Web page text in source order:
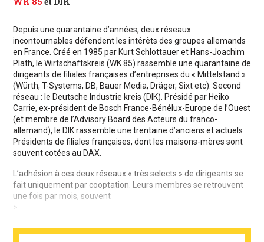
Depuis une quarantaine d’années, deux réseaux
incontournables défendent les intérêts des groupes allemands
en France. Créé en 1985 par Kurt Schlottauer et Hans-Joachim
Plath, le Wirtschaftskreis (WK 85) rassemble une quarantaine de
dirigeants de filiales françaises d’entreprises du « Mittelstand »
(Würth, T-Systems, DB, Bauer Media, Dräger, Sixt etc). Second
réseau : le Deutsche Industrie kreis (DIK). Présidé par Heiko
Carrie, ex-président de Bosch France-Bénélux-Europe de l’Ouest
(et membre de l’Advisory Board des Acteurs du franco-
allemand), le DIK rassemble une trentaine d’anciens et actuels
Présidents de filiales françaises, dont les maisons-mères sont
souvent cotées au DAX.
L’adhésion à ces deux réseaux « très selects » de dirigeants se
fait uniquement par cooptation. Leurs membres se retrouvent
une fois par mois, souvent
> ...